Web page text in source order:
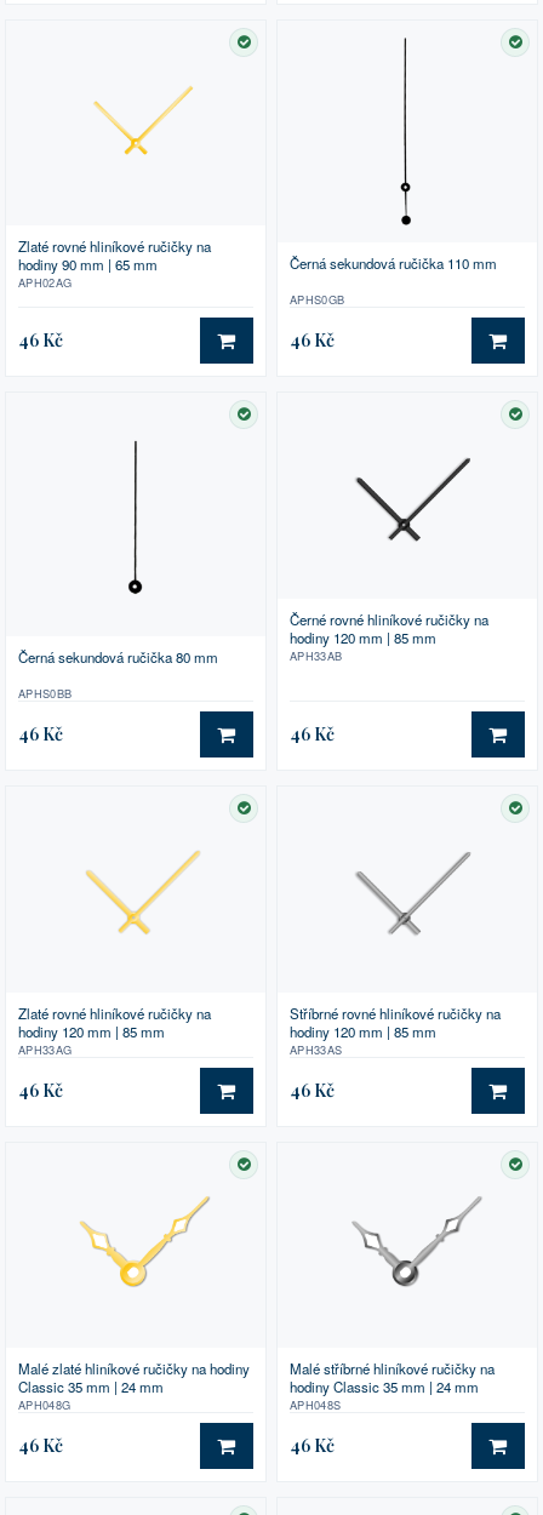
SKLADEM
Zlaté rovné hliníkové ručičky na
hodiny 90 mm | 65 mm
APH02AG
46 Kč DO KOŠÍKU
Černá sekundová ručička 110 mm
APHS0GB
46 Kč DO
SKLADEM
Černá sekundová ručička 80 mm
APHS0BB
46 Kč DO KOŠÍKU
Černé rovné hliníkové ručičky na
hodiny 120 mm | 85 mm
APH33AB
46 Kč DO
SKLADEM
Zlaté rovné hliníkové ručičky na
hodiny 120 mm | 85 mm
APH33AG
46 Kč DO KOŠÍKU
Stříbrné rovné hliníkové ručičky na
hodiny 120 mm | 85 mm
APH33AS
46 Kč DO
SKLADEM
Malé zlaté hliníkové ručičky na hodiny
Classic 35 mm | 24 mm
APH048G
46 Kč DO KOŠÍKU
Malé stříbrné hliníkové ručičky na
hodiny Classic 35 mm | 24 mm
APH048S
46 Kč DO